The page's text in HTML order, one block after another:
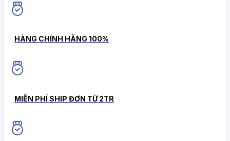
HÀNG CHÍNH HÃNG 100%
MIỄN PHÍ SHIP ĐƠN TỪ 2TR